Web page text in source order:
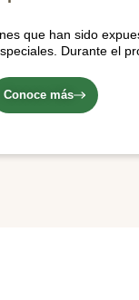
que han sido
Durante el
sal y ácido
lata.
Conoce más